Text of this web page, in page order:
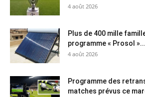
4 août 2026
Plus de 400 mille
programme « Prosol »...
4 août 2026
Programme des
matches prévus ce